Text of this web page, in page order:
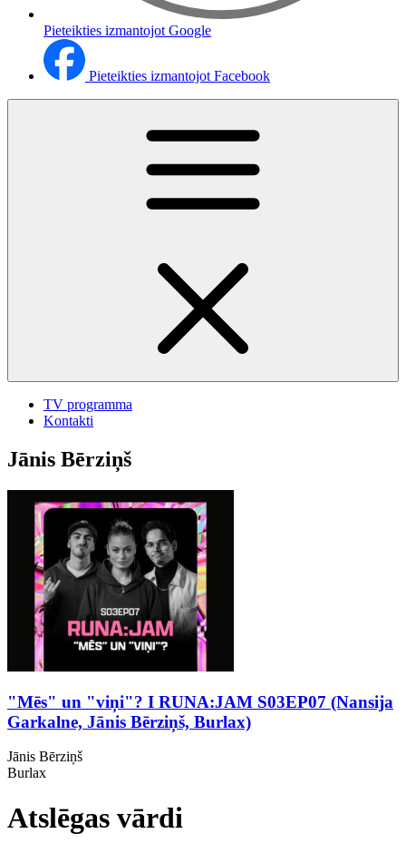
Pieteikties izmantojot Google
Pieteikties izmantojot Facebook
TV programma
Kontakti
Jānis Bērziņš
"Mēs" un "viņi"? I RUNA:JAM S03EP07 (Nansija
Garkalne, Jānis Bērziņš, Burlax)
Jānis Bērziņš
Burlax
Atslēgas vārdi